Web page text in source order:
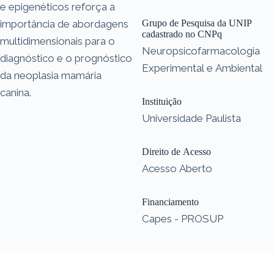
e epigenéticos reforça a
importância de abordagens
multidimensionais para o
diagnóstico e o prognóstico
da neoplasia mamária
canina.
Grupo de Pesquisa da UNIP
cadastrado no CNPq
Neuropsicofarmacologia
Experimental e Ambiental
Instituição
Universidade Paulista
Direito de Acesso
Acesso Aberto
Financiamento
Capes - PROSUP